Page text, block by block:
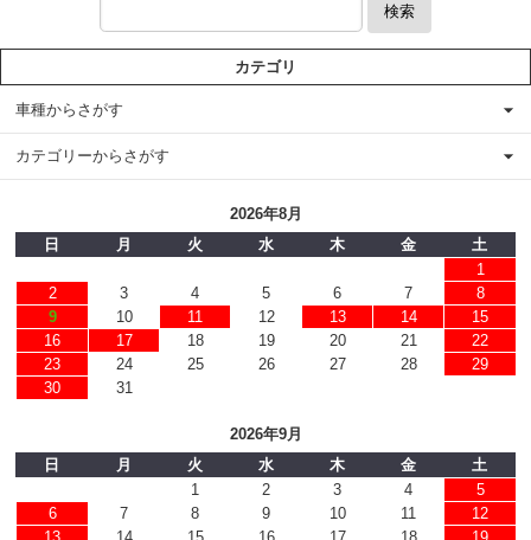
検索
カテゴリ
車種からさがす
カテゴリーからさがす
2026年8月
日
月 火 水 木 金
土
1
2
3 4 5 6 7
8
9
10 11 12 13 14
15
16
17 18 19 20 21
22
23
24 25 26 27 28
29
30
31
2026年9月
日
月 火 水 木 金
土
1
2 3 4
5
6
7 8 9 10 11
12